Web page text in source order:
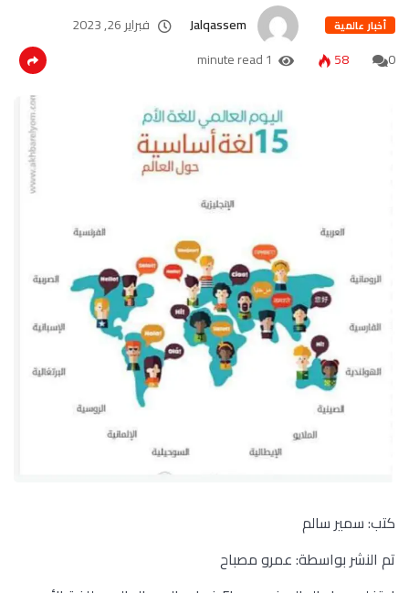
أخبار عالمية Jalqassem
فبراير 26, 2023
0
58
1 minute read
كتب: سمير سالم
تم النشر بواسطة: عمرو مصباح